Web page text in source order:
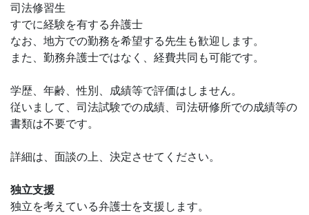
司法修習生
すでに経験を有する弁護士
なお、地方での勤務を希望する先生も歓迎します。
また、勤務弁護士ではなく、経費共同も可能です。
学歴、年齢、性別、成績等で評価はしません。
従いまして、司法試験での成績、司法研修所での成績等の
書類は不要です。
詳細は、面談の上、決定させてください。
独立支援
独立を考えている弁護士を支援します。